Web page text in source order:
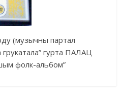
(музычны партал
гурта ПАЛАЦ
фолк-альбом”